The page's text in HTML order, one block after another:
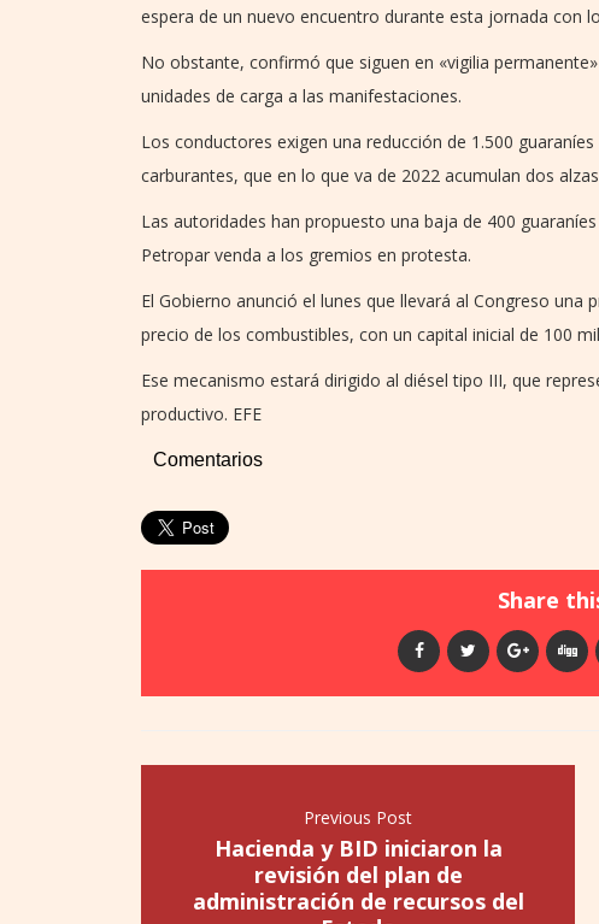
espera de un nuevo encuentro durante esta jornada con
No obstante, confirmó que siguen en «vigilia
unidades de carga a las manifestaciones.
Los conductores exigen una reducción de 1.500
carburantes, que en lo que va de 2022 acumulan dos
Las autoridades han propuesto una baja de 400
Petropar venda a los gremios en protesta.
El Gobierno anunció el lunes que llevará al Congreso
precio de los combustibles, con un capital inicial de 100
Ese mecanismo estará dirigido al diésel tipo III, que
productivo. EFE
Comentarios
Share
Previous Post
Hacienda y BID iniciaron la
revisión del plan de
administración de recursos del